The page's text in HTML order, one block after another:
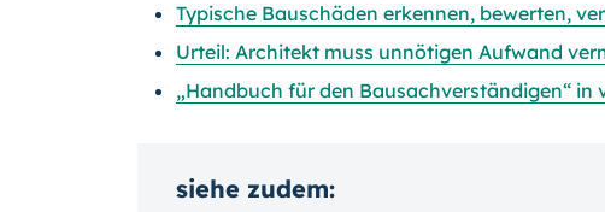
Typische Bauschäden erkennen, bewerten,
Urteil: Architekt muss unnötigen Aufwand
„Handbuch für den Bausachverständigen“ in
siehe zudem: